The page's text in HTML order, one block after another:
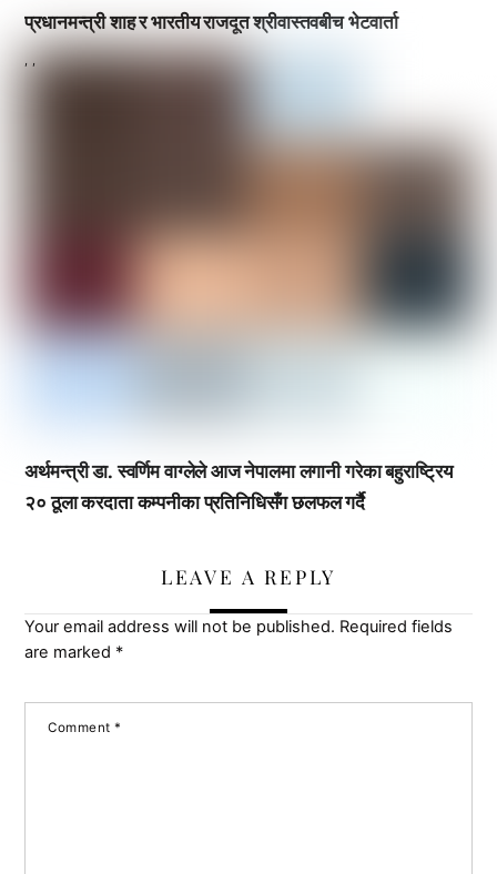
प्रधानमन्त्री शाह र भारतीय राजदूत श्रीवास्तवबीच भेटवार्ता
, ,
अर्थमन्त्री डा. स्वर्णिम वाग्लेले आज नेपालमा लगानी गरेका बहुराष्ट्रिय
२० ठूला करदाता कम्पनीका प्रतिनिधिसँग छलफल गर्दै
LEAVE A REPLY
Your email address will not be published. Required fields
are marked *
Comment*